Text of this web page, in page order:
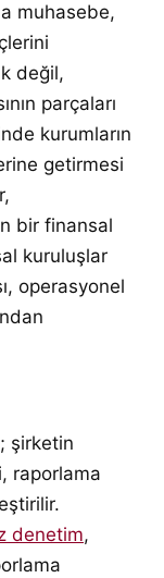
muhasebe,
değil,
parçaları
kurumların
getirmesi
bir finansal
kuruluşlar
operasyonel
şirketin
raporlama
denetim,